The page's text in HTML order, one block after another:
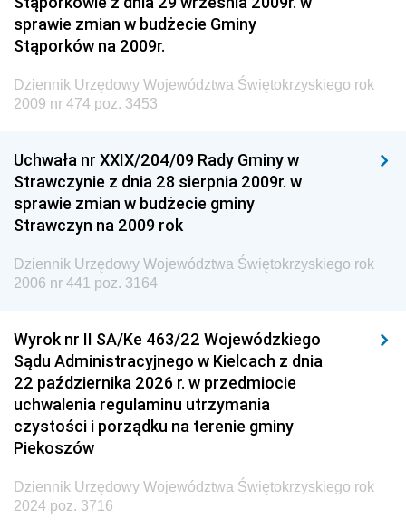
Krajowych i Autostrad
Dziennik Urzędowy Ministra Środowiska
Dziennik Urzędowy Ministra Edukacji
Dziennik Urzędowy Ministra Przemysłu
Dziennik Urzędowy Ministra Finansów i Gospodarki
Dziennik Urzędowy Ministra do Spraw Unii
Dziennik Urzędowy Agencji Wywiadu
sprawie zmian w budżecie Gminy
Stąporków na 2009r.
Dziennik Urzędowy Województwa Świętokrzyskiego rok
2009 nr 474 poz. 3453
Uchwała nr XXIX/204/09 Rady Gminy w
Strawczynie z dnia 28 sierpnia 2009r. w
sprawie zmian w budżecie gminy
Strawczyn na 2009 rok
Dziennik Urzędowy Województwa Świętokrzyskiego rok
2006 nr 441 poz. 3164
Wyrok nr II SA/Ke 463/22 Wojewódzkiego
Sądu Administracyjnego w Kielcach z dnia
22 października 2026 r. w przedmiocie
uchwalenia regulaminu utrzymania
czystości i porządku na terenie gminy
Piekoszów
Dziennik Urzędowy Województwa Świętokrzyskiego rok
2024 poz. 3716